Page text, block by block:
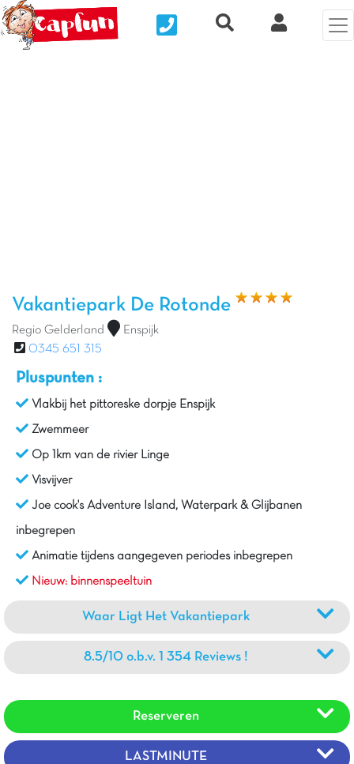
Nous contacterRecherche rapide
Mijn Clix
Vakantiepark De Rotonde
Regio Gelderland
Enspijk
0345 651 315
Pluspunten :
Vlakbij het pittoreske dorpje Enspijk
Zwemmeer
Op 1km van de rivier Linge
Visvijver
Joe cook's Adventure Island, Waterpark & Glijbanen
inbegrepen
Animatie tijdens aangegeven periodes inbegrepen
Nieuw: binnenspeeltuin
Waar Ligt Het Vakantiepark
8.5/10 o.b.v. 1 354 Reviews !
Reserveren
LASTMINUTE